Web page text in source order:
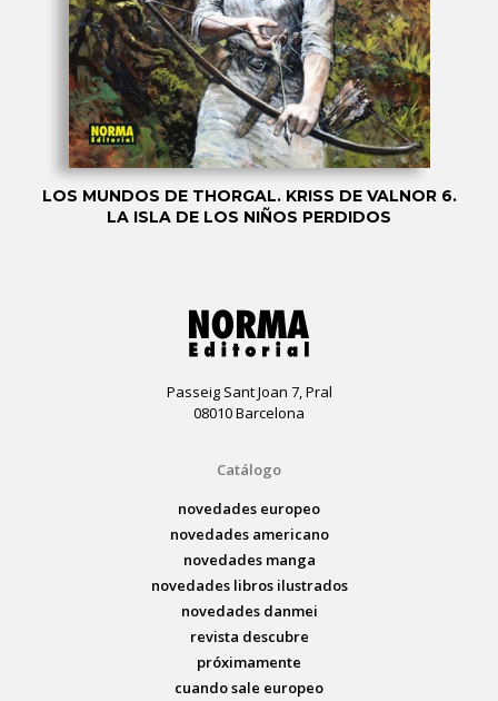
LOS MUNDOS DE THORGAL. KRISS DE VALNOR 6.
LA ISLA DE LOS NIÑOS PERDIDOS
Passeig Sant Joan 7, Pral
08010 Barcelona
Catálogo
novedades europeo
novedades americano
novedades manga
novedades libros ilustrados
novedades danmei
revista descubre
próximamente
cuando sale europeo